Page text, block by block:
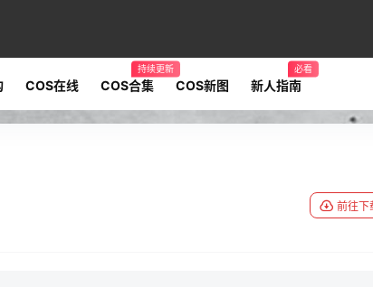
COS在线 COS合集
持续更新
COS新图 新人指南
必看
前往下